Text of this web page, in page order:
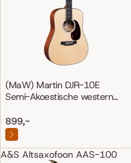
(MaW) Martin DJR-10E
Semi-Akoestische western
899,-
A&S Altsaxofoon AAS-100